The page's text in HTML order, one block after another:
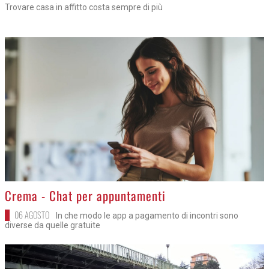
Trovare casa in affitto costa sempre di più
>
Crema - Chat per appuntamenti
06 AGOSTO
In che modo le app a pagamento di incontri sono
diverse da quelle gratuite